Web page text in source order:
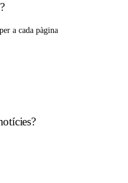
a cada pàgina